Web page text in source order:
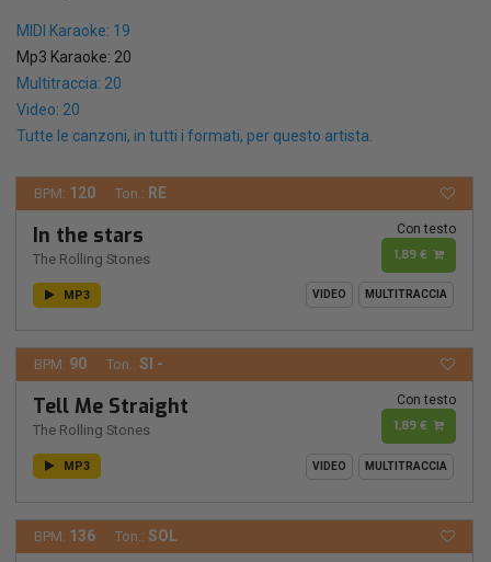
MIDI Karaoke: 19
Mp3 Karaoke: 20
Multitraccia: 20
Video: 20
Tutte le canzoni, in tutti i formati, per questo artista.
BPM: 120 Ton.: RE
In the stars
The Rolling Stones
Con testo
1,89 €
MP3 VIDEO MULTITRACCIA
BPM: 90 Ton.: SI -
Tell Me Straight
The Rolling Stones
Con testo
1,89 €
MP3 VIDEO MULTITRACCIA
BPM: 136 Ton.: SOL